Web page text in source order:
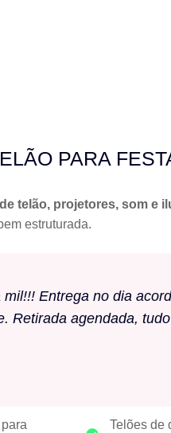
PARA
telão, projetores, som e
estruturada.
mil!!! Entrega no dia
Retirada agendada,
Telões de